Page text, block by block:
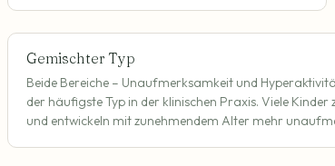
Gemischter Typ
Beide Bereiche – Unaufmerksamkeit und
der häufigste Typ in der klinischen Praxis. Viele
und entwickeln mit zunehmendem Alter mehr